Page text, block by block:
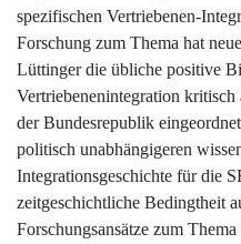
spezifischen Vertriebenen-
Forschung zum Thema hat
Lüttinger die übliche positive
Vertriebenenintegration
der Bundesrepublik
politisch unabhängigeren
Integrationsgeschichte für die
zeitgeschichtliche Bedingtheit
Forschungsansätze zum